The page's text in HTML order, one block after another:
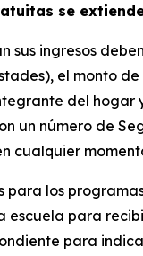
se
sus ingresos
el monto
del hogar
un número de
cualquier
para los
escuela para
para